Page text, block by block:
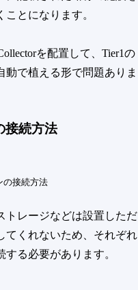
ことになります。
を配置して、Tier1の
動で植える形で問題ありま
接続方法
の接続方法
トレージなどは設置しただ
てくれないため、それぞれ
する必要があります。